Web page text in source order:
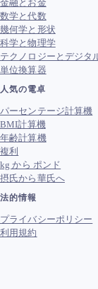
金融とお金
数学と代数
幾何学と形状
科学と物理学
テクノロジーとデジタ
単位換算器
人気の電卓
パーセンテージ計算機
BMI計算機
年齢計算機
複利
kg から ポンド
摂氏から華氏へ
法的情報
プライバシーポリシー
利用規約